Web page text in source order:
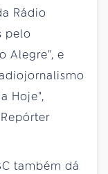
Rádio
pelo
Alegre", e
Hoje",
também dá